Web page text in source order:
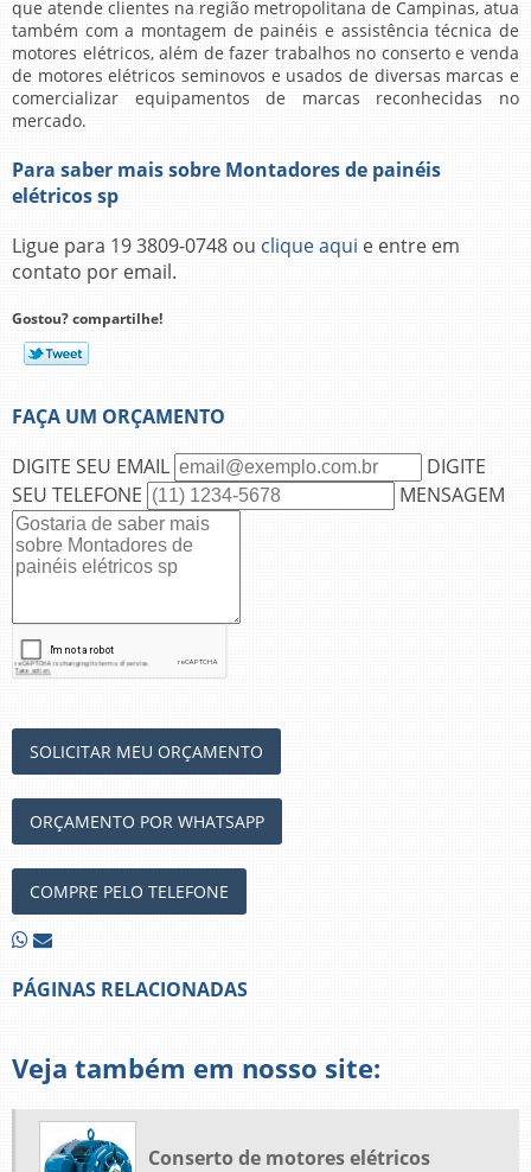
que atende clientes na região metropolitana de Campinas, atua
também com a montagem de painéis e assistência técnica de
motores elétricos, além de fazer trabalhos no conserto e venda
de motores elétricos seminovos e usados de diversas marcas e
comercializar equipamentos de marcas reconhecidas no
mercado.
Para saber mais sobre Montadores de painéis
elétricos sp
Ligue para 19 3809-0748 ou clique aqui e entre em
contato por email.
Gostou? compartilhe!
FAÇA UM ORÇAMENTO
DIGITE SEU EMAIL
DIGITE
SEU TELEFONE
MENSAGEM
SOLICITAR MEU ORÇAMENTO
ORÇAMENTO POR WHATSAPP
COMPRE PELO TELEFONE
PÁGINAS RELACIONADAS
Veja também em nosso site:
Conserto de motores elétricos